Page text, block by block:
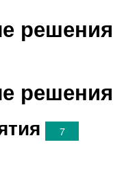
решения
решения
7